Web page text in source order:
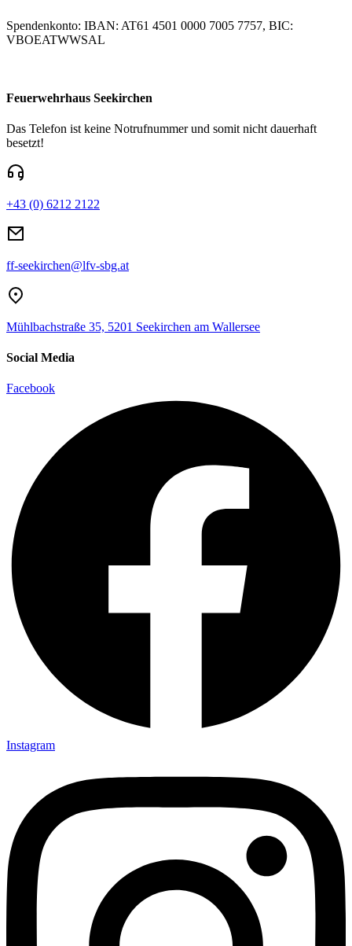
Spendenkonto: IBAN: AT61 4501 0000 7005 7757, BIC:
VBOEATWWSAL
Feuerwehrhaus Seekirchen
Das Telefon ist keine Notrufnummer und somit nicht dauerhaft
besetzt!
+43 (0) 6212 2122
ff-seekirchen@lfv-sbg.at
Mühlbachstraße 35, 5201 Seekirchen am Wallersee
Social Media
Facebook
Instagram